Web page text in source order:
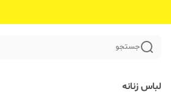
جستجو
لباس زنانه